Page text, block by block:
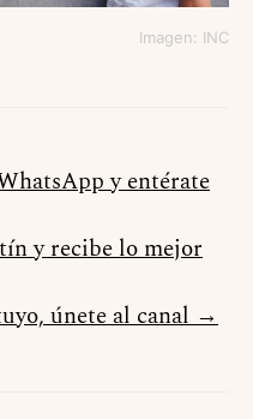
Imagen: INC
y entérate
y recibe lo mejor
únete al canal →